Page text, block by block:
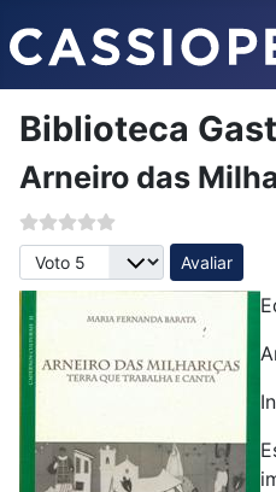
Biblioteca
Arneiro das
Avalie, por favor